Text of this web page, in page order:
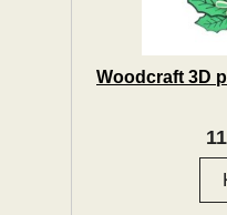
Woodcraft 3D